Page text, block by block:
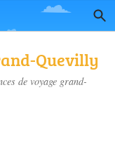
Quevilly
de voyage grand-